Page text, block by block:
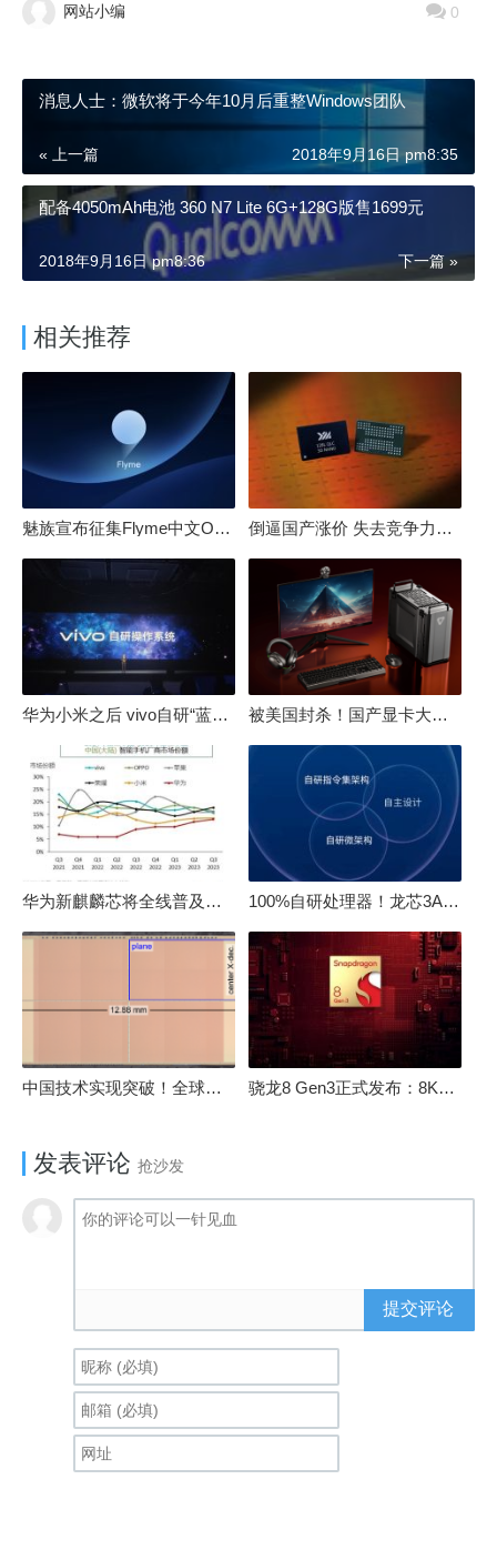
网站小编 0
消息人士：微软将于今年10月后重整Windows团队
« 上一篇 2018年9月16日 pm8:35
配备4050mAh电池 360 N7 Lite 6G+128G版售1699元
下一篇 »
2018年9月16日 pm8:36
相关推荐
魅族宣布征集Flyme中文OS名：要像鸿蒙、澎湃一样响亮 倒逼国产涨价 失去竞争力！三星要减产50%：SSD必须涨价
华为小米之后 vivo自研“蓝河”操作系统重磅发布 被美国封杀！国产显卡大厂：中国GPU不存在至暗时刻
华为新麒麟芯将全线普及！高中低端全面采用 改写竞争格局 100%自研处理器！龙芯3A6000评测：与10代酷睿互有胜负
中国技术实现突破！全球最先进的3D NAND存储芯片被发现 骁龙8 Gen3正式发布：8K240手游成真！AI性能飙升98％
发表评论 抢沙发
提交评论